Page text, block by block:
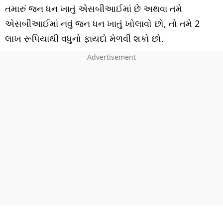
તમારું જન ધન ખાતું એસબીઆઈમાં છે અથવા તમે
એસબીઆઈમાં નવું જન ધન ખાતું ખોલાવો છો, તો તમે 2
લાખ રૂપિયાથી વધુનો ફાયદો મેળવી શકો છો.